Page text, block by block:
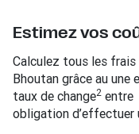
Estimez vos
Calculez tous les frais
Bhoutan grâce au
taux de change2 entre
obligation d’effectuer